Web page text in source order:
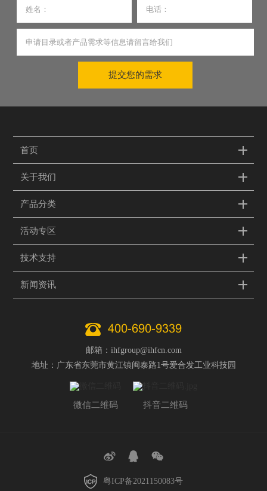
提交您的需求
首页
关于我们
产品分类
活动专区
技术支持
新闻资讯
400-690-9339
邮箱：ihfgroup@ihfcn.com
地址：广东省东莞市黄江镇闽泰路1号爱合发工业科技园
微信二维码 抖音二维码
粤ICP备2021150083号